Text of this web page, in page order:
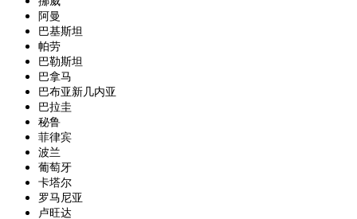
阿曼
巴基斯坦
帕劳
巴勒斯坦
巴拿马
巴布亚新几内亚
巴拉圭
秘鲁
菲律宾
波兰
葡萄牙
卡塔尔
罗马尼亚
卢旺达